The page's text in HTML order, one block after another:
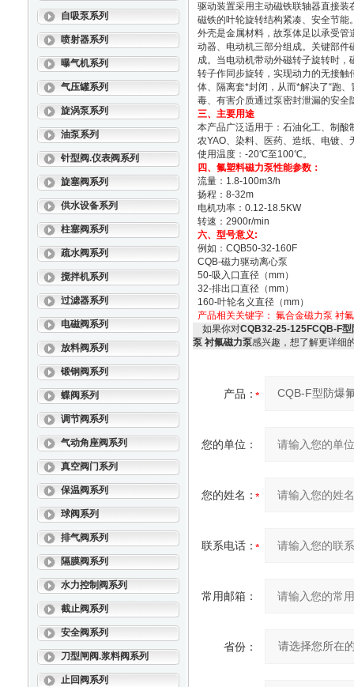
自吸泵系列
喷射器系列
曝气机系列
气压罐系列
旋涡泵系列
油泵系列
针型阀.仪表阀系列
旋塞阀系列
供水设备系列
柱塞阀系列
疏水阀系列
搅拌机系列
过滤器系列
电磁阀系列
放料阀系列
锻钢阀系列
蝶阀系列
调节阀系列
气动角座阀系列
真空阀门系列
保温阀系列
球阀系列
排气阀系列
隔膜阀系列
水力控制阀系列
截止阀系列
安全阀系列
刀型闸阀.浆料阀系列
止回阀系列
驱动装置采用主动磁铁联轴器直接
磁铁的叶轮旋转结构紧凑、安全节
外壳是金属材料，故泵体足以承受
动器、电动机三部分组成。关键部
成。当电动机带动外磁转子旋转时
转子作同步旋转，实现动力的无接
体、隔离套*封闭，从而*解决了“跑
毒、有害介质通过泵密封泄漏的安
三、主要用途
本产品广泛适用于：石油化工、制
农YAO、染料、医药、造纸、电镀、
使用温度：-20℃至100℃。
四、 氟塑料磁力泵性能参数：
流量：1.8-100m3/h
扬程：8-32m
电机功率：0.12-18.5KW
转速：2900r/min
六、型号意义:
例如：CQB50-32-160F
CQB-磁力驱动离心泵
50-吸入口直径（mm）
32-排出口直径（mm）
160-叶轮名义直径（mm）
产品相关关键字： 氟合金磁力泵 衬
如果你对CQB32-25-125FCQB-F
泵 衬氟磁力泵感兴趣，想了解更详细
产品：
您的单位：
您的姓名：
联系电话：
常用邮箱：
省份：